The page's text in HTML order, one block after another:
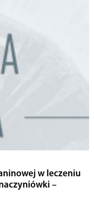
w leczeniu
–